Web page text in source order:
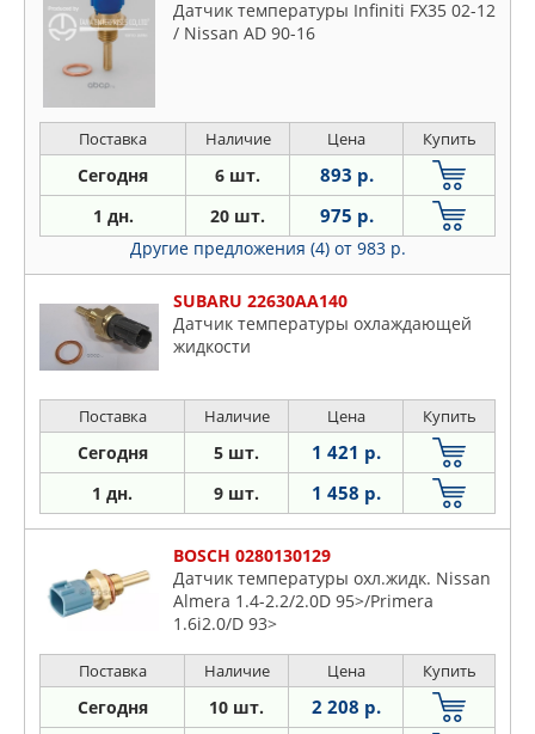
Датчик температуры Infiniti FX35 02-12
/ Nissan AD 90-16
Поставка Наличие Цена Купить
Сегодня 6 шт. 893 р.
1 дн. 20 шт. 975 р.
Другие предложения (4) от 983 р.
SUBARU 22630AA140
Датчик температуры охлаждающей
жидкости
Поставка Наличие Цена Купить
Сегодня 5 шт. 1 421 р.
1 дн. 9 шт. 1 458 р.
BOSCH 0280130129
Датчик температуры охл.жидк. Nissan
Almera 1.4-2.2/2.0D 95>/Primera
1.6i2.0/D 93>
Поставка Наличие Цена Купить
Сегодня 10 шт. 2 208 р.